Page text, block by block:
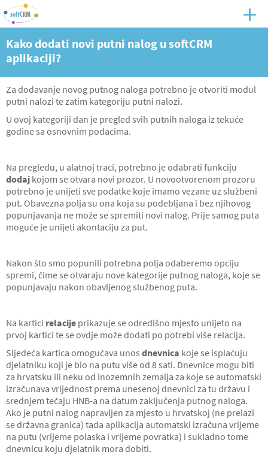
Kako dodati novi putni nalog u softCRM
aplikaciji?
Za dodavanje novog putnog naloga potrebno je otvoriti modul
putni nalozi te zatim kategoriju putni nalozi.
U ovoj kategoriji dan je pregled svih putnih naloga iz tekuće
godine sa osnovnim podacima.
Na pregledu, u alatnoj traci, potrebno je odabrati funkciju
dodaj kojom se otvara novi prozor. U novootvorenom prozoru
potrebno je unijeti sve podatke koje imamo vezane uz službeni
put. Obavezna polja su ona koja su podebljana i bez njihovog
popunjavanja ne može se spremiti novi nalog. Prije samog puta
moguće je unijeti akontaciju za put.
Nakon što smo popunili potrebna polja odaberemo opciju
spremi, čime se otvaraju nove kategorije putnog naloga, koje se
popunjavaju nakon obavljenog službenog puta.
Na kartici relacije prikazuje se odredišno mjesto unijeto na
prvoj kartici te se ovdje može dodati po potrebi više relacija.
Sljedeća kartica omogućava unos dnevnica koje se isplaćuju
djelatniku koji je bio na putu više od 8 sati. Dnevnice mogu biti
za hrvatsku ili neku od inozemnih zemalja za koje se automatski
izračunava vrijednost prema unesenoj dnevnici za tu državu i
srednjem tečaju HNB-a na datum zaključenja putnog naloga.
Ako je putni nalog napravljen za mjesto u hrvatskoj (ne prelazi
se državna granica) tada aplikacija automatski izračuna vrijeme
na putu (vrijeme polaska i vrijeme povratka) i sukladno tome
dnevnicu koju djelatnik mora dobiti.